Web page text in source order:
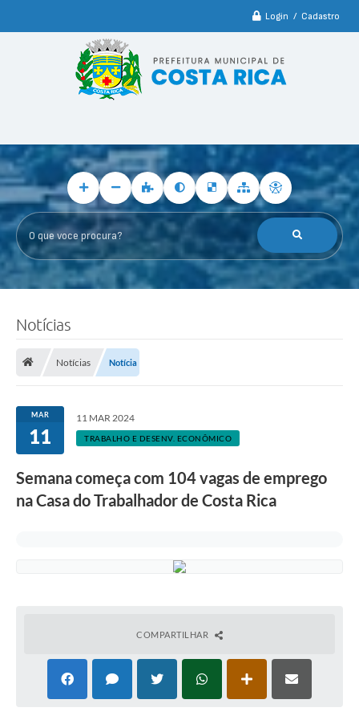
Login / Cadastro
O que voce procura?
Notícias
Notícias Notícia
MAR
11
11 MAR 2024
TRABALHO E DESENV. ECONÔMICO
Semana começa com 104 vagas de emprego
na Casa do Trabalhador de Costa Rica
COMPARTILHAR